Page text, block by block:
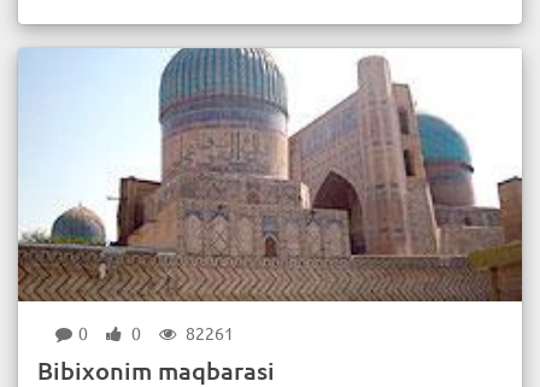
0 0 82261
Bibixonim maqbarasi